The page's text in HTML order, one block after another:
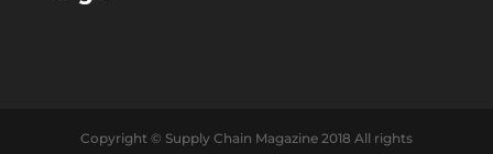
Copyright © Supply Chain Magazine 2018 All rights